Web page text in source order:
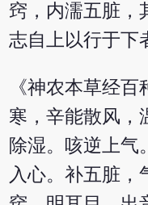
窍，内濡五脏，
志自上以行于下
《神农本草经
寒，辛能散风，
除湿。咳逆上气
入心。补五脏，